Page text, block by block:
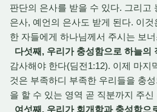
판단의 은사를 받을 수 있다. 그리고
은사, 예언의 은사도 받게 된다. 이
한 자들에게 하나님께서 주시는 보
다섯째, 우리가 충성함으로 하늘의
감사해야 한다(딤전1:12). 이제 마지
것은 부족하디 부족한 우리들을 충
을 할 수 있는 영역 곧 직분까지 주
여섯째, 우리가 회개함과 충성함으